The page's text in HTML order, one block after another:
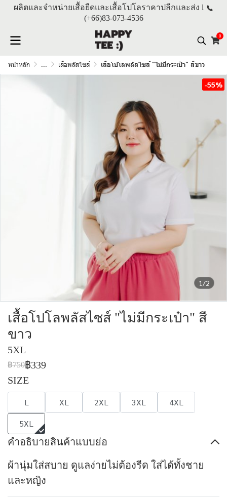
ผลิตและจำหน่ายเสื้อยืดและเสื้อโปโลราคาปลีกและส่ง l
(+66)83-073-4536
0
หน้าหลัก ... เสื้อพลัสไซส์ เสื้อโปโลพลัสไซส์ "ไม่มีกระเป๋า" สีขาว
1/2
-55%
เสื้อโปโลพลัสไซส์ "ไม่มีกระเป๋า" สี
ขาว
5XL
฿750฿339
SIZE
L XL 2XL 3XL
4XL
5XL
คำอธิบายสินค้าแบบย่อ
ผ้านุ่มใส่สบาย ดูแลง่ายไม่ต้องรีด ใส่ได้ทั้งชาย
และหญิง